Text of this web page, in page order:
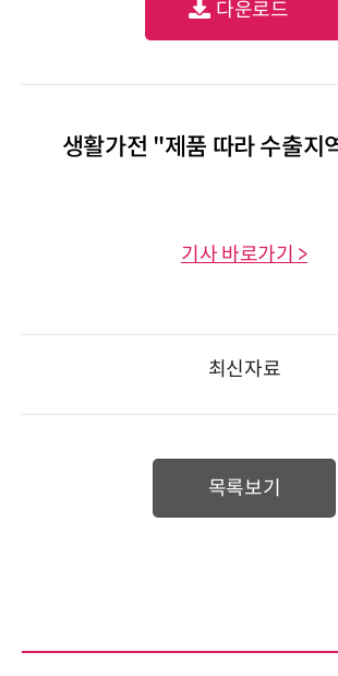
다운로드
생활가전 "제품 따라 수출지
기사 바로가기 >
최신자료
목록보기